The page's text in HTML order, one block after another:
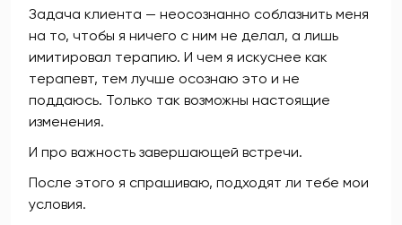
Задача клиента — неосознанно соблазнить меня
на то, чтобы я ничего с ним не делал, а лишь
имитировал терапию. И чем я искуснее как
терапевт, тем лучше осознаю это и не
поддаюсь. Только так возможны настоящие
изменения.
И про важность завершающей встречи.
После этого я спрашиваю, подходят ли тебе мои
условия.